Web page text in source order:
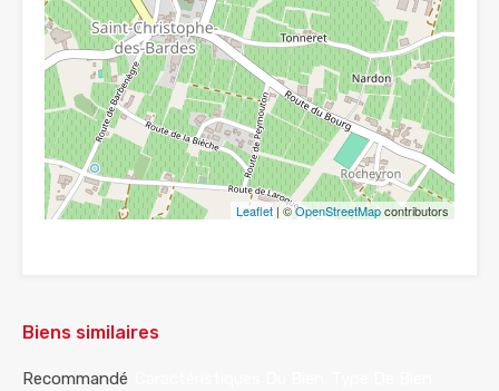
Leaflet | ©OpenStreetMapcontributors
Biens similaires
Recommandé